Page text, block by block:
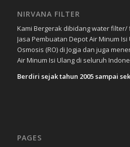
NIRVANA FILTER
Kami Bergerak dibidang water filter/
Jasa Pembuatan Depot Air Minum
Osmosis (RO) di Jogja dan juga
Air Minum Isi Ulang di seluruh
Berdiri sejak tahun 2005 sampai
PAGES